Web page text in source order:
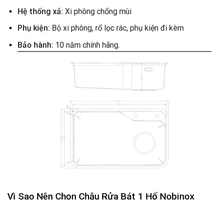
Hệ thống xả: Xi phông chống mùi
Phụ kiện: Bộ xi phông, rổ lọc rác, phụ kiện đi kèm
Bảo hành: 10 năm chính hãng.
Vì Sao Nên Chọn Chậu Rửa Bát 1 Hố Nobinox